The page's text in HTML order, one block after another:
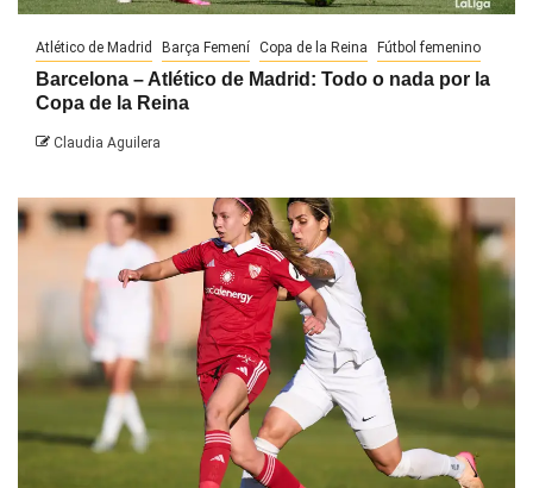
Atlético de Madrid Barça Femení Copa de la Reina Fútbol femenino
Barcelona – Atlético de Madrid: Todo o nada por la
Copa de la Reina
Claudia Aguilera